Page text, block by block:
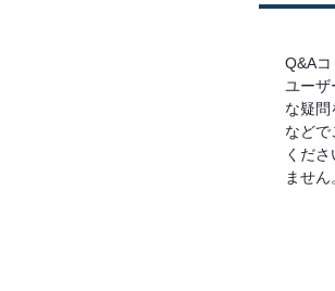
Q&A
ユーザ
な疑
などで
くだ
ません